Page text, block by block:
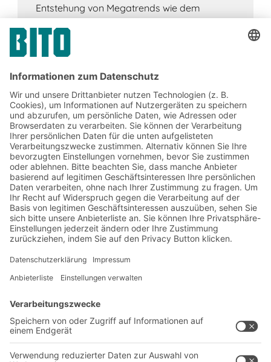
Entstehung von Megatrends wie dem
vermehrten Einsatz von KI und AR.
Jetzt beim BITO Newsletter
anmelden:
Lager- & Logistiknews
Exklusive Rabatte
Neuheiten
Lösungen
Intralogistiklösungen
Behältersysteme
Beratung & Service
Kontaktformular